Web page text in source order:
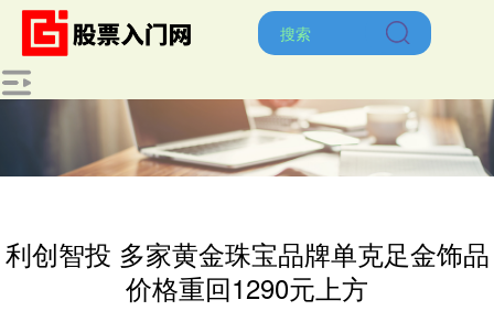
利创智投 多家黄金珠宝品牌单克足金饰品
价格重回1290元上方